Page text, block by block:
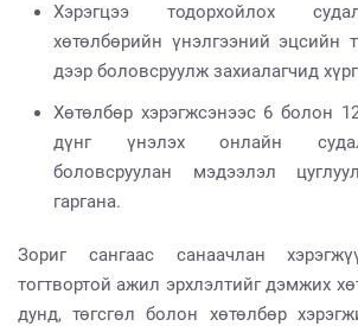
Хэрэгцээ тодорхойлох
хөтөлбөрийн үнэлгээний эцсийн
дээр боловсруулж захиалагчид
Хөтөлбөр хэрэгжсэнээс 6 болон
дүнг үнэлэх онлайн
боловсруулан мэдээлэл
гаргана.
Зориг сангаас санаачлан
тогтвортой ажил эрхлэлтийг дэмжих
дунд, төгсгөл болон хөтөлбөр